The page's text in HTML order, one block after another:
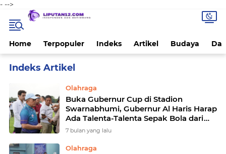
- -->
Home Terpopuler Indeks Artikel Budaya
Olahraga
Buka Gubernur Cup di Stadion
Swarnabhumi, Gubernur Al Haris Harap
Ada Talenta-Talenta Sepak Bola dari
Jambi
7 bulan yang lalu
Olahraga